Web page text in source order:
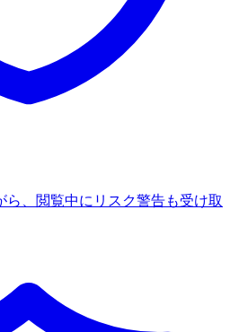
、閲覧中にリスク警告も受け取